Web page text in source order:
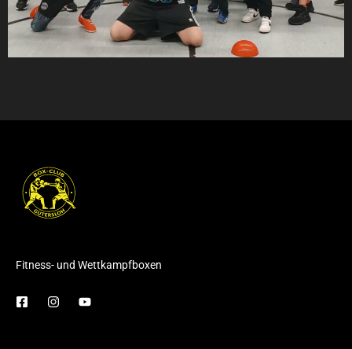
Fitness- und Wettkampfboxen